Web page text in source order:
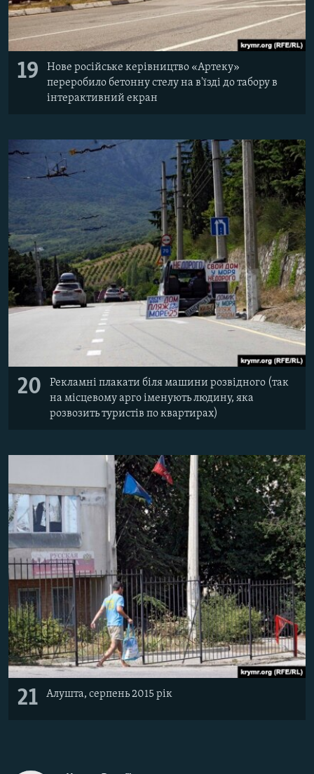
19
Нове російське керівництво «Артеку»
переробило бетонну стелу на в'їзді до табору в
інтерактивний екран
20
Рекламні плакати біля машини розвідного (так
на місцевому арго іменують людину, яка
розвозить туристів по квартирах)
21 Алушта, серпень 2015 рік